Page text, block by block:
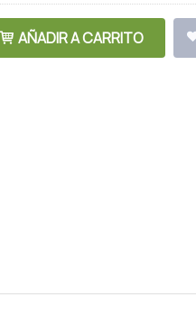
AÑADIR A CARRITO